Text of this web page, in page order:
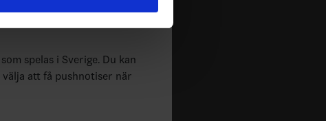
deras tjänster.
spelas i Sverige. Du kan
att få pushnotiser när